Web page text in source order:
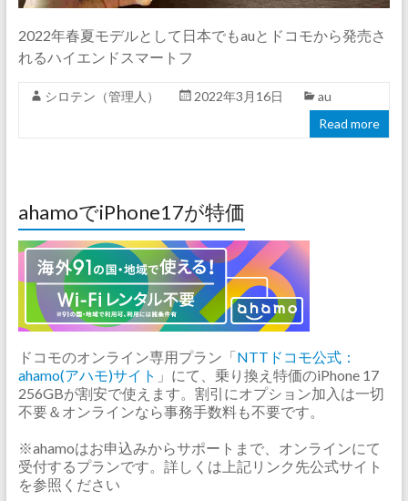
2022年春夏モデルとして日本でもauとドコモから発売さ
れるハイエンドスマートフ
シロテン（管理人） 2022年3月16日
au
Read more
ahamoでiPhone17が特価
ドコモのオンライン専用プラン「NTTドコモ公式：
ahamo(アハモ)サイト 」にて、乗り換え特価のiPhone 17
256GBが割安で使えます。割引にオプション加入は一切
不要＆オンラインなら事務手数料も不要です。
※ahamoはお申込みからサポートまで、オンラインにて
受付するプランです。詳しくは上記リンク先公式サイト
を参照ください